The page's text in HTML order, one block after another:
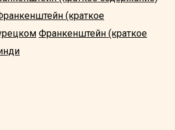
(краткое
Франкенштейн (краткое